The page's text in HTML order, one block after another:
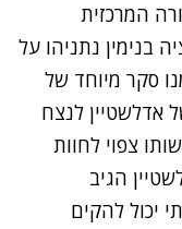
המרכזית
בנימין נתניהו על
סקר מיוחד של
אדלשטיין לנצח
צפוי לחוות
הגיב
יכול להקים